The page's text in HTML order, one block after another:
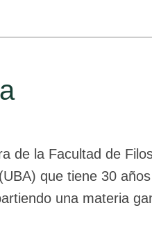
de la Facultad de
que tiene 30
una materia